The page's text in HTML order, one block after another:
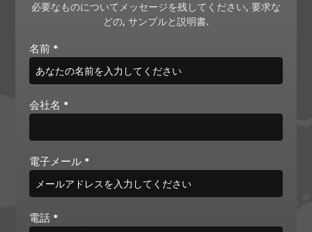
必要なものについてメッセージを残してください, 要求な
どの, サンプルと説明書.
名前 *
会社名 *
電子メール *
電話 *